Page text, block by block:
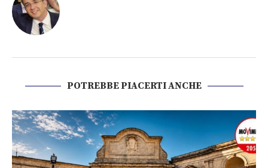
POTREBBE PIACERTI ANCHE